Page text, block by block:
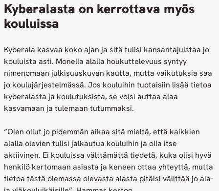
Kyberalasta on kerrottava myös
kouluissa
Kyberala kasvaa koko ajan ja sitä tulisi kansantajuistaa jo
kouluista asti. Monella alalla houkuttelevuus syntyy
nimenomaan julkisuuskuvan kautta, mutta vaikutuksia saa
jo koulujärjestelmässä. Jos kouluihin tuotaisiin lisää tietoa
kyberalasta ja koulutuksista, se voisi auttaa alaa
kasvamaan ja tulemaan tutummaksi.
”Olen ollut jo pidemmän aikaa sitä mieltä, että kaikkien
alalla olevien tulisi jalkautua kouluihin ja olla itse
aktiivinen. Ei kouluissa välttämättä tiedetä, kuka olisi hyvä
henkilö kertomaan asiasta ja keneen ottaa yhteyttä, mutta
tietoa tästä olemassa olevasta alasta pitäisi välittää jo ala-